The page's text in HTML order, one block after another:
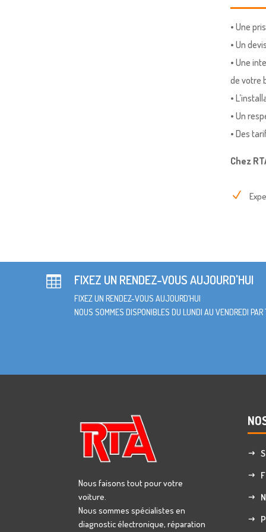
• Une
• Un
• Une
de votre
•
• Un
• Des
Chez
N
 FIXEZ UN RENDEZ-VOUS AUJOURD'HUI
FIXEZ UN RENDEZ-VOUS AUJOURD’HUI
NOUS SOMMES DISPONIBLES DU LUNDI AU VENDREDI PAR
Nous faisons tout pour votre
voiture.
Nous sommes spécialistes en
diagnostic électronique, réparation